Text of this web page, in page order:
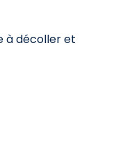
à décoller et